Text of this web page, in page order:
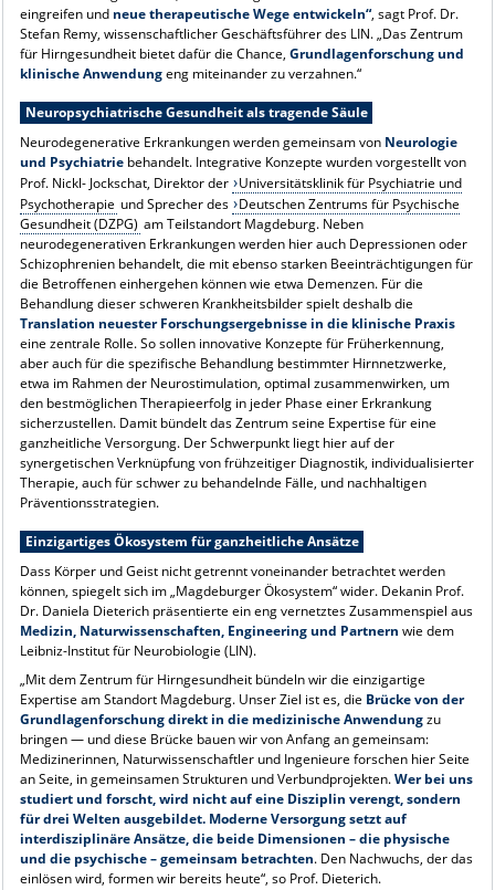
eingreifen und neue therapeutische Wege entwickeln“, sagt Prof. Dr.
Stefan Remy, wissenschaftlicher Geschäftsführer des LIN. „Das Zentrum
für Hirngesundheit bietet dafür die Chance, Grundlagenforschung und
klinische Anwendungeng miteinander zu verzahnen.“
Neuropsychiatrische Gesundheit als tragende Säule
Neurodegenerative Erkrankungen werden gemeinsam von Neurologie
und Psychiatriebehandelt. Integrative Konzepte wurden vorgestellt von
Prof. Nickl- Jockschat, Direktor der Universitätsklinik für Psychiatrie und
Psychotherapie und Sprecher des Deutschen Zentrums für Psychische
Gesundheit (DZPG) am Teilstandort Magdeburg. Neben
neurodegenerativen Erkrankungen werden hier auch Depressionen oder
Schizophrenien behandelt, die mit ebenso starken Beeinträchtigungen für
die Betroffenen einhergehen können wie etwa Demenzen. Für die
Behandlung dieser schweren Krankheitsbilder spielt deshalb die
Translation neuester Forschungsergebnisse in die klinische Praxis
eine zentrale Rolle. So sollen innovative Konzepte für Früherkennung,
aber auch für die spezifische Behandlung bestimmter Hirnnetzwerke,
etwa im Rahmen der Neurostimulation, optimal zusammenwirken, um
den bestmöglichen Therapieerfolg in jeder Phase einer Erkrankung
sicherzustellen. Damit bündelt das Zentrum seine Expertise für eine
ganzheitliche Versorgung. Der Schwerpunkt liegt hier auf der
synergetischen Verknüpfung von frühzeitiger Diagnostik, individualisierter
Therapie, auch für schwer zu behandelnde Fälle, und nachhaltigen
Präventionsstrategien.
Einzigartiges Ökosystem für ganzheitliche Ansätze
Dass Körper und Geist nicht getrennt voneinander betrachtet werden
können, spiegelt sich im „Magdeburger Ökosystem“ wider. Dekanin Prof.
Dr. Daniela Dieterich präsentierte ein eng vernetztes Zusammenspiel aus
Medizin, Naturwissenschaften, Engineering und Partnern wie dem
Leibniz-Institut für Neurobiologie (LIN).
„Mit dem Zentrum für Hirngesundheit bündeln wir die einzigartige
Expertise am Standort Magdeburg. Unser Ziel ist es, die Brücke von der
Grundlagenforschung direkt in die medizinische Anwendungzu
bringen — und diese Brücke bauen wir von Anfang an gemeinsam:
Medizinerinnen, Naturwissenschaftler und Ingenieure forschen hier Seite
an Seite, in gemeinsamen Strukturen und Verbundprojekten.Wer bei uns
studiert und forscht, wird nicht auf eine Disziplin verengt, sondern
für drei Welten ausgebildet. Moderne Versorgung setzt auf
interdisziplinäre Ansätze, die beide Dimensionen – die physische
und die psychische – gemeinsam betrachten. Den Nachwuchs, der das
einlösen wird, formen wir bereits heute“, so Prof. Dieterich.